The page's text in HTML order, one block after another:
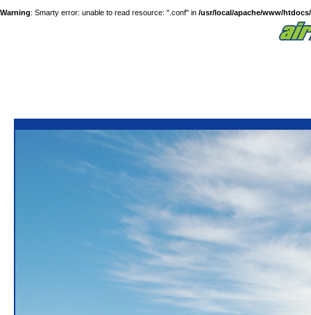
Warning: Smarty error: unable to read resource: ".conf" in /usr/local/apache/www/